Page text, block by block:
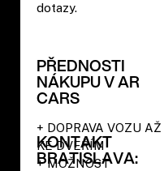
dotazy.
KONTAKT
BRATISLAVA:
PŘEDNOSTI
NÁKUPU V AR
CARS
+ DOPRAVA VOZU AŽ
KE DVEŘÍM
+ MOŽNOST